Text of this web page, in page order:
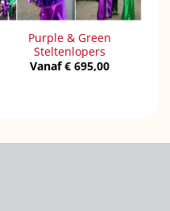
Purple & Green
Steltenlopers
Vanaf€ 695,00